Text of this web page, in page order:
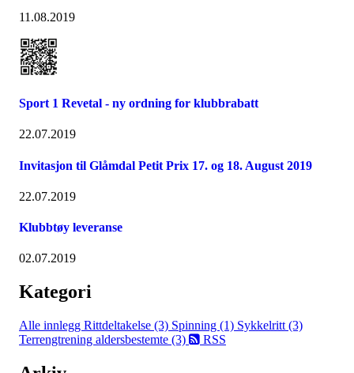
11.08.2019
Sport 1 Revetal - ny ordning for klubbrabatt
22.07.2019
Invitasjon til Glåmdal Petit Prix 17. og 18. August 2019
22.07.2019
Klubbtøy leveranse
02.07.2019
Kategori
Alle innlegg Rittdeltakelse (3) Spinning (1) Sykkelritt (3)
Terrengtrening aldersbestemte (3)
RSS